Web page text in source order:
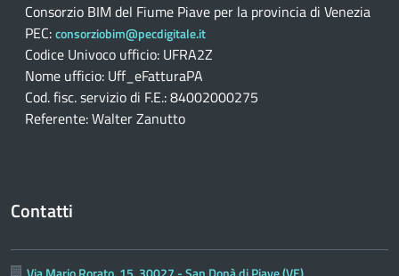
Consorzio BIM del Fiume Piave per la provincia di Venezia
PEC:consorziobim@pecdigitale.it
Codice Univoco ufficio: UFRA2Z
Nome ufficio: Uff_eFatturaPA
Cod. fisc. servizio di F.E.: 84002000275
Referente: Walter Zanutto
Contatti